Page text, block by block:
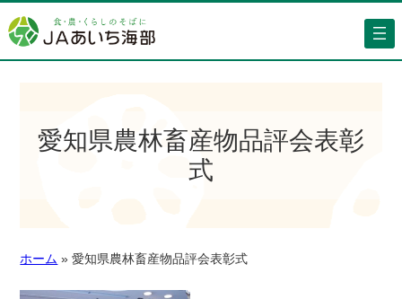
愛知県農林畜産物品評会表彰
式
ホーム » 愛知県農林畜産物品評会表彰式